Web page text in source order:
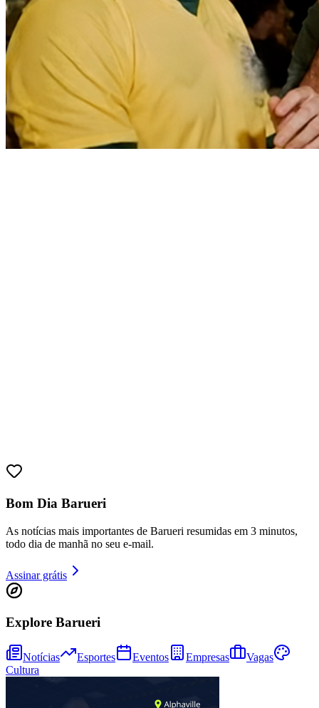
Bragantino
Bom Dia Barueri
As notícias mais importantes de Barueri resumidas em 3 minutos,
todo dia de manhã no seu e-mail.
Assinar grátis
Explore Barueri
Notícias Esportes Eventos Empresas
Vagas
Cultura